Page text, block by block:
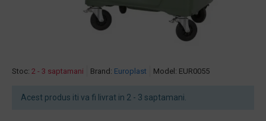
Stoc: 2 - 3 saptamani Brand: Europlast Model: EUR0055
Acest produs iti va fi livrat in 2 - 3 saptamani.